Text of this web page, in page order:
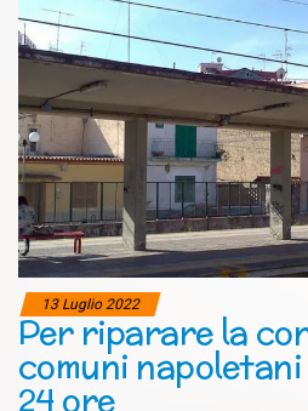
13 Luglio 2022
Per riparare la
comuni
24 ore